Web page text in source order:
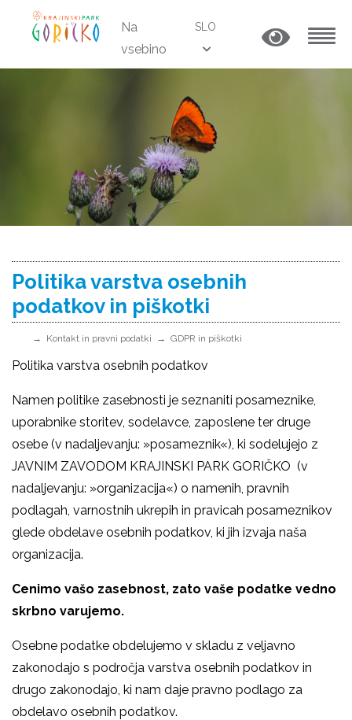
Na
vsebino
SLO
Politika varstva osebnih
podatkov in piškotki
Kontakt in pravni podatki GDPR in piškotki
Politika varstva osebnih podatkov
Namen politike zasebnosti je seznaniti posameznike,
uporabnike storitev, sodelavce, zaposlene ter druge
osebe (v nadaljevanju: »posameznik«), ki sodelujejo z
JAVNIM ZAVODOM KRAJINSKI PARK GORIČKO (v
nadaljevanju: »organizacija«) o namenih, pravnih
podlagah, varnostnih ukrepih in pravicah posameznikov
glede obdelave osebnih podatkov, ki jih izvaja naša
organizacija.
Cenimo vašo zasebnost, zato vaše podatke vedno
skrbno varujemo.
Osebne podatke obdelujemo v skladu z veljavno
zakonodajo s področja varstva osebnih podatkov in
drugo zakonodajo, ki nam daje pravno podlago za
obdelavo osebnih podatkov.